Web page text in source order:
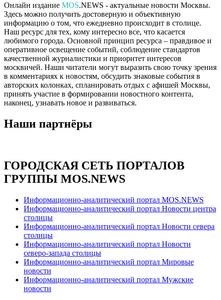
Онлайн издание MOS.NEWS - актуальные новости Москвы.
Здесь можно получить достоверную и объективную
информацию о том, что ежедневно происходит в столице.
Наш ресурс для тех, кому интересно все, что касается
любимого города. Основной принцип ресурса – правдивое и
оперативное освещение событий, соблюдение стандартов
качественной журналистики и приоритет интересов
москвичей. Наши читатели могут выразить свою точку зрения
в комментариях к новостям, обсудить знаковые события в
авторских колонках, спланировать отдых с афишей Москвы,
принять участие в формировании новостного контента,
наконец, узнавать новое и развиваться.
Наши партнёры
ГОРОДСКАЯ СЕТЬ ПОРТАЛОВ
ГРУППЫ MOS.NEWS
Информационно-аналитический портал MOS.NEWS
Информационно-аналитический портал Новости центра
столицы
Информационно-аналитический портал Новости севера
столицы
Информационно-аналитический портал Новости
северо-запада столицы
Информационно-аналитический портал Мировые
новости
Информационно-аналитический портал Мужские
новости